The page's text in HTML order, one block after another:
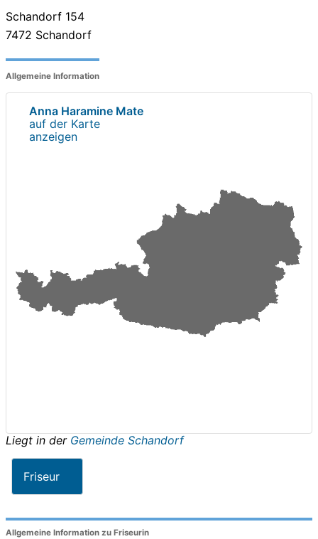
Schandorf 154
7472 Schandorf
Allgemeine Information
Anna Haramine Mate
auf der Karte
anzeigen
Liegt in der Gemeinde Schandorf
Friseur
Allgemeine Information zu Friseurin